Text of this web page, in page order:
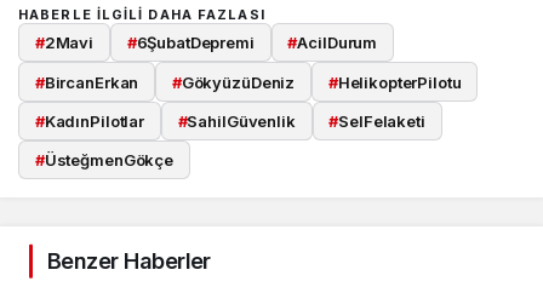
HABERLE ILGILI DAHA FAZLASI
#2Mavi #6ŞubatDepremi #AcilDurum
#BircanErkan #GökyüzüDeniz #HelikopterPilotu
#KadınPilotlar #SahilGüvenlik #SelFelaketi
#ÜsteğmenGökçe
Benzer Haberler